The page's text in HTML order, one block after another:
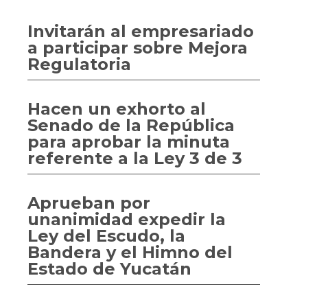
Invitarán al empresariado
a participar sobre Mejora
Regulatoria
Hacen un exhorto al
Senado de la República
para aprobar la minuta
referente a la Ley 3 de 3
Aprueban por
unanimidad expedir la
Ley del Escudo, la
Bandera y el Himno del
Estado de Yucatán